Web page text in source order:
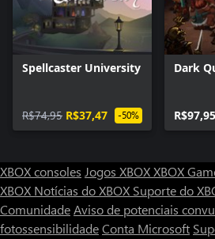
Spellcaster University
R$74,95 R$37,47 -50%
Dark
R$97,95
XBOX consoles Jogos XBOXXBOX
XBOX Notícias do XBOX Suporte do
ComunidadeAviso de potenciais
fotossensibilidadeConta Microsoft